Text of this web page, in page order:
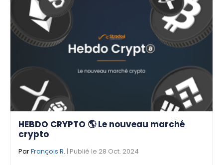
HEBDO CRYPTO 🌎 Le nouveau marché
crypto
ParFrançois R. | Publié le 28 Oct. 2024